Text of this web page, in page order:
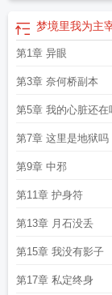
梦境里我为主
第1章 异眼
第3章 奈何桥副本
第5章 我的心脏还在
第7章 这里是地狱吗
第9章 中邪
第11章 护身符
第13章 月石没丢
第15章 我没有影子
第17章 私定终身